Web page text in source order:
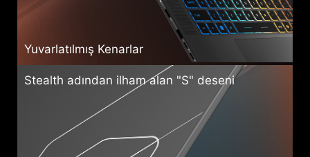
Yuvarlatılmış Kenarlar
Stealth adından ilham alan "S" deseni